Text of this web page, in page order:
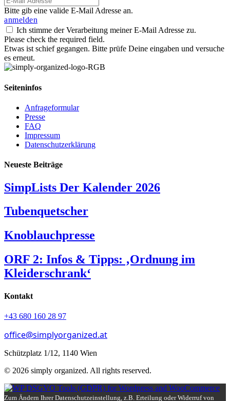
Bitte gib eine valide E-Mail Adresse an.
anmelden
Ich stimme der Verarbeitung meiner E-Mail Adresse zu.
Please check the required field.
Etwas ist schief gegangen. Bitte prüfe Deine eingaben und versuche
es erneut.
Seiteninfos
Anfrageformular
Presse
FAQ
Impressum
Datenschutzerklärung
Neueste Beiträge
SimpLists Der Kalender 2026
Tubenquetscher
Knoblauchpresse
ORF 2: Infos & Tipps: ‚Ordnung im
Kleiderschrank‘
Kontakt
+43 680 160 28 97
office@simplyorganized.at
Schützplatz 1/12, 1140 Wien
© 2026 simply organized. All rights reserved.
Zum Ändern Ihrer Datenschutzeinstellung, z.B. Erteilung oder Widerruf von